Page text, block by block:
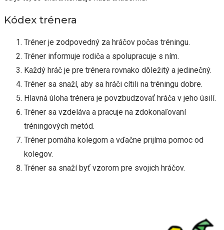
Kódex trénera
Tréner je zodpovedný za hráčov počas tréningu.
Tréner informuje rodiča a spolupracuje s ním.
Každý hráč je pre trénera rovnako dôležitý a jedinečný.
Tréner sa snaží, aby sa hráči cítili na tréningu dobre.
Hlavná úloha trénera je povzbudzovať hráča v jeho úsilí.
Tréner sa vzdeláva a pracuje na zdokonaľovaní
tréningových metód.
Tréner pomáha kolegom a vďačne prijíma pomoc od
kolegov.
Tréner sa snaží byť vzorom pre svojich hráčov.